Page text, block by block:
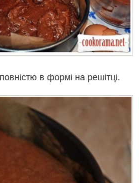
в формі на решітці.